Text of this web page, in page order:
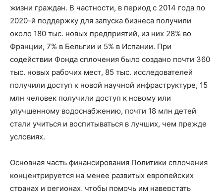
жизни граждан. В частности, в период с 2014 года по
2020-й поддержку для запуска бизнеса получили
около 180 тыс. новых предприятий, из них 28% во
Франции, 7% в Бельгии и 5% в Испании. При
содействии Фонда сплочения было создано почти 360
тыс. новых рабочих мест, 85 тыс. исследователей
получили доступ к новой научной инфраструктуре, 15
млн человек получили доступ к новому или
улучшенному водоснабжению, почти 18 млн детей
стали учиться и воспитываться в лучших, чем прежде
условиях.
Основная часть финансирования Политики сплочения
концентрируется на менее развитых европейских
странах и регионах, чтобы помочь им наверстать